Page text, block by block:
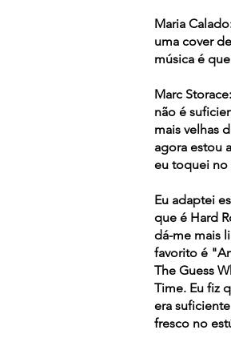
Maria
uma cover
música é
Marc
não é
mais velhas
agora estou
eu toquei no
Eu adaptei
que é Hard
dá-me mais
favorito é
The Guess
Time. Eu fiz
era
fresco no